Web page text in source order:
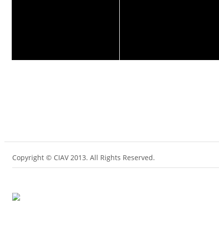
Copyright © CIAV 2013. All Rights Reserved.